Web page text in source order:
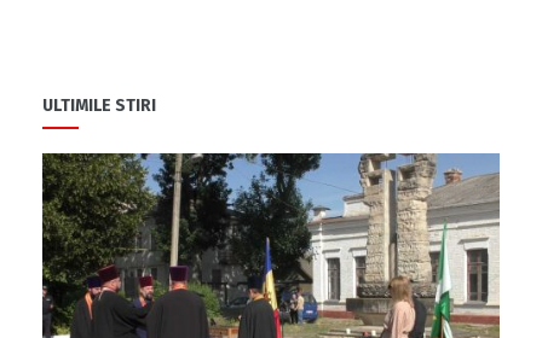
ULTIMILE STIRI